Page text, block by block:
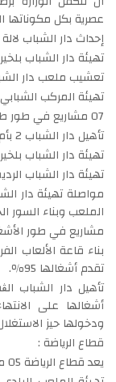
عصرية بكل مكوناتها
إحداث دار الشباب
تهيئة دار الشباب
تعشيب ملعب دار
تهيئة المركب
07 مشاريع في طور طلب العروض من بينها :
تأهيل دار الشباب 2 بأم العرائس ضمن مؤسسات الجيل الثاني.
تهيئة دار الشباب
تهيئة دار الشباب
مواصلة تهيئة دار
الملعب وبناء السور
مشاريع في طور
بناء قاعة الألعاب
تقدم أشغالها 95٪.
تأهيل دار الشباب
ودخولها حيز
قطاع الرياضة :
يعد قطاع الرياضة 05 مشاريع في طور الدراسةمن اهمها: